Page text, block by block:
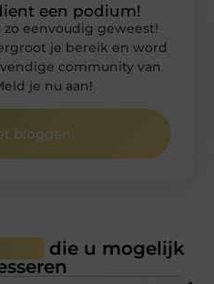
een podium!
eenvoudig geweest!
je bereik en word
community van
je nu aan!
bloggen!
die u mogelijk